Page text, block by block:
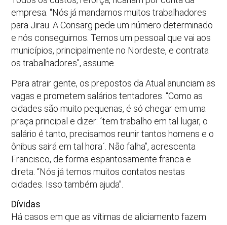
empresa. “Nós já mandamos muitos trabalhadores
para Jirau. A Consarg pede um número determinado
e nós conseguimos. Temos um pessoal que vai aos
municípios, principalmente no Nordeste, e contrata
os trabalhadores”, assume.
Para atrair gente, os prepostos da Atual anunciam as
vagas e prometem salários tentadores. “Como as
cidades são muito pequenas, é só chegar em uma
praça principal e dizer: ´tem trabalho em tal lugar, o
salário é tanto, precisamos reunir tantos homens e o
ônibus sairá em tal hora´. Não falha”, acrescenta
Francisco, de forma espantosamente franca e
direta. “Nós já temos muitos contatos nestas
cidades. Isso também ajuda”.
Dívidas
Há casos em que as vítimas de aliciamento fazem